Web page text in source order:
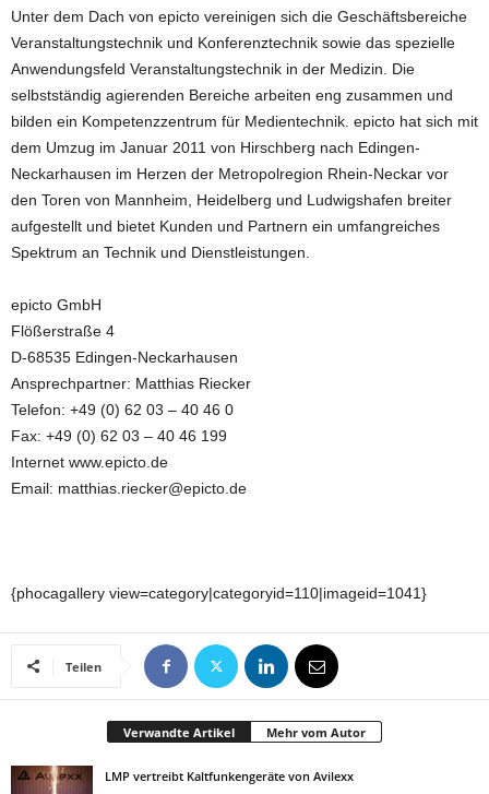
Unter dem Dach von epicto vereinigen sich die Geschäftsbereiche
Veranstaltungstechnik und Konferenztechnik sowie das spezielle
Anwendungsfeld Veranstaltungstechnik in der Medizin. Die
selbstständig agierenden Bereiche arbeiten eng zusammen und
bilden ein Kompetenzzentrum für Medientechnik. epicto hat sich mit
dem Umzug im Januar 2011 von Hirschberg nach Edingen-
Neckarhausen im Herzen der Metropolregion Rhein-Neckar vor
den Toren von Mannheim, Heidelberg und Ludwigshafen breiter
aufgestellt und bietet Kunden und Partnern ein umfangreiches
Spektrum an Technik und Dienstleistungen.
epicto GmbH
Flößerstraße 4
D-68535 Edingen-Neckarhausen
Ansprechpartner: Matthias Riecker
Telefon: +49 (0) 62 03 – 40 46 0
Fax: +49 (0) 62 03 – 40 46 199
Internet www.epicto.de
Email: matthias.riecker@epicto.de
{phocagallery view=category|categoryid=110|imageid=1041}
Teilen
Verwandte Artikel Mehr vom Autor
LMP vertreibt Kaltfunkengeräte von Avilexx